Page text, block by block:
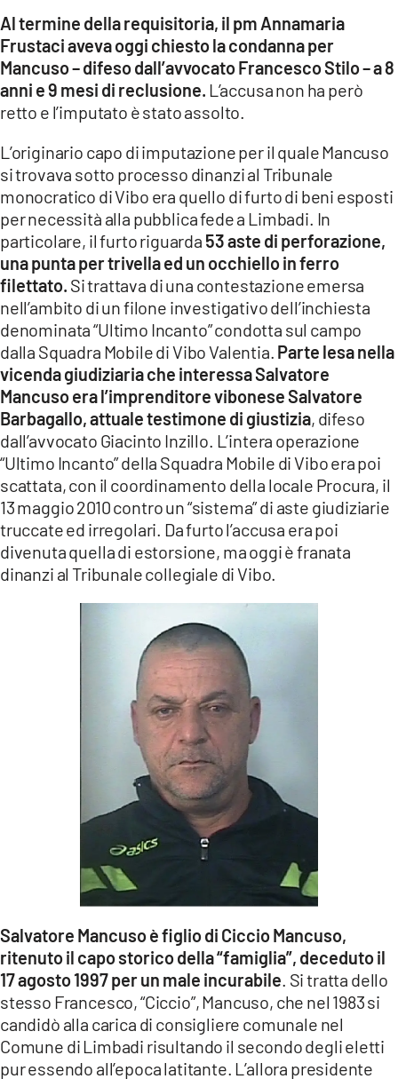
ILVIBONESE.IT
CATANZAROCHANNEL.IT
LACAPITALENEWS.IT
App
ANDROID
APPLE
Al termine della requisitoria, il pm Annamaria
Frustaci aveva oggi chiesto la condanna per
Mancuso – difeso dall’avvocato Francesco Stilo – a 8
anni e 9 mesi di reclusione. L’accusa non ha però
retto e l’imputato è stato assolto.
L’originario capo di imputazione per il quale Mancuso
si trovava sotto processo dinanzi al Tribunale
monocratico di Vibo era quello di furto di beni esposti
per necessità alla pubblica fede a Limbadi. In
particolare, il furto riguarda 53 aste di perforazione,
una punta per trivella ed un occhiello in ferro
filettato. Si trattava di una contestazione emersa
nell’ambito di un filone investigativo dell’inchiesta
denominata “Ultimo Incanto” condotta sul campo
dalla Squadra Mobile di Vibo Valentia. Parte lesa nella
vicenda giudiziaria che interessa Salvatore
Mancuso era l’imprenditore vibonese Salvatore
Barbagallo, attuale testimone di giustizia, difeso
dall’avvocato Giacinto Inzillo. L’intera operazione
“Ultimo Incanto” della Squadra Mobile di Vibo era poi
scattata, con il coordinamento della locale Procura, il
13 maggio 2010 contro un “sistema” di aste giudiziarie
truccate ed irregolari. Da furto l’accusa era poi
divenuta quella di estorsione, ma oggi è franata
dinanzi al Tribunale collegiale di Vibo.
Salvatore Mancuso è figlio di Ciccio Mancuso,
ritenuto il capo storico della “famiglia”, deceduto il
17 agosto 1997 per un male incurabile. Si tratta dello
stesso Francesco, “Ciccio”, Mancuso, che nel 1983 si
candidò alla carica di consigliere comunale nel
Comune di Limbadi risultando il secondo degli eletti
pur essendo all’epoca latitante. L’allora presidente